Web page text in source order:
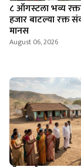
८ ऑगस्टला भव्य
हजार बाटल्या रक्त
मानस
August 06, 2026